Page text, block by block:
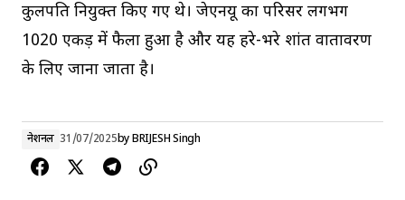
कुलपति नियुक्त किए गए थे। जेएनयू का परिसर लगभग
1020 एकड़ में फैला हुआ है और यह हरे-भरे शांत वातावरण
के लिए जाना जाता है।
नेशनल 31/07/2025byBRIJESH Singh